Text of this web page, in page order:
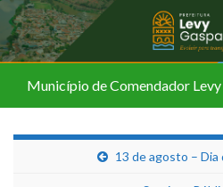
Município de Comendador
13 de agosto – Dia